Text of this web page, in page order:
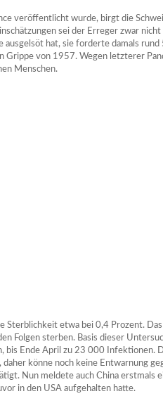
veröffentlicht wurde, birgt die
sei der Erreger zwar nicht
ausgelsöt hat, sie forderte damals
Grippe von 1957. Wegen letzterer
Menschen.
Sterblichkeit etwa bei 0,4 Prozent.
Folgen sterben. Basis dieser
bis Ende April zu 23 000 Infektionen.
könne noch keine Entwarnung
Nun meldete auch China erstmals
in den USA aufgehalten hatte.